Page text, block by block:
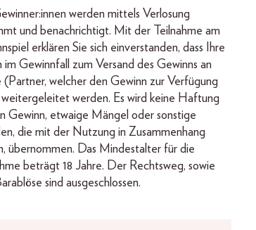
werden mittels Verlosung
und benachrichtigt. Mit der Teilnahme am
erklären Sie sich einverstanden, dass Ihre
im Gewinnfall zum Versand des Gewinns an
welcher den Gewinn zur Verfügung
werden. Es wird keine Haftung
Gewinn, etwaige Mängel oder sonstige
die mit der Nutzung in Zusammenhang
übernommen. Das Mindestalter für die
beträgt 18 Jahre. Der Rechtsweg, sowie
sind ausgeschlossen.